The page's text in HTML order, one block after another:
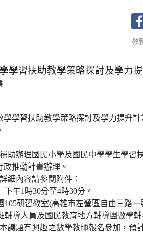
教
學習扶助教學策略探討及學力
學學習扶助教學策略探討及學力提升
助辦理國民小學及國民中學學生學習
推動計畫辦理。
細內容請參閱附件：
午1時30分至4時30分。
研習教室(高雄市左營區自由三路一
輔導人員及國民教育地方輔導團數學
議題有興趣之數學教師報名參加，預